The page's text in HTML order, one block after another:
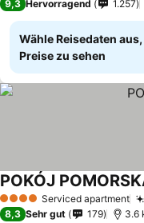
9,3 Hervorragend 1.257
Wähle Reisedaten
Preise zu sehen
4 Sterne Serviced apartment
POKÓJ
8,3 Sehr gut 179 3.6